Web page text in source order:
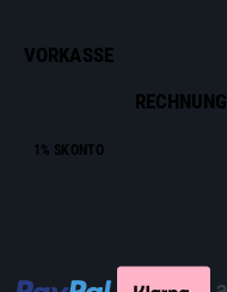
VORKASSE
1% SKONTO
RECHNUNG